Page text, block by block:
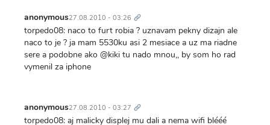
anonymous27.08.2010 - 03:26 odkaz
torpedo08: naco to furt robia ? uznavam pekny dizajn ale
naco to je ? ja mam 5530ku asi 2 mesiace a uz ma riadne
sere a podobne ako @kiki tu nado mnou,, by som ho rad
vymenil za iphone
anonymous27.08.2010 - 03:27 odkaz
torpedo08: aj malicky displej mu dali a nema wifi blééé